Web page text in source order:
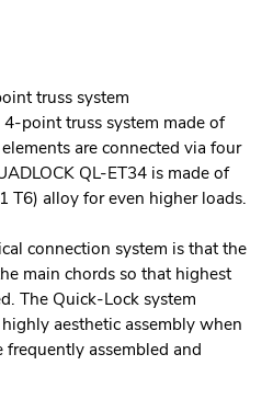
truss system
4-point truss system made of
are connected via four
QL-ET34 is made of
T6) alloy for even higher loads.
connection system is that the
main chords so that highest
The Quick-Lock system
aesthetic assembly when
assembled and